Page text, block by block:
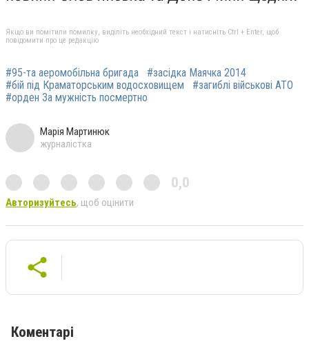
Якщо ви помітили помилку, виділіть необхідний текст і натисніть Ctrl + Enter, щоб
повідомити про це редакцію
#95-та аеромобільна бригада
#засідка Маячка 2014
#бій під Краматорським водосховищем
#загиблі військові АТО
#орден За мужність посмертно
Марія Мартинюк
журналістка
0,0
Авторизуйтесь, щоб оцінити
Коментарі